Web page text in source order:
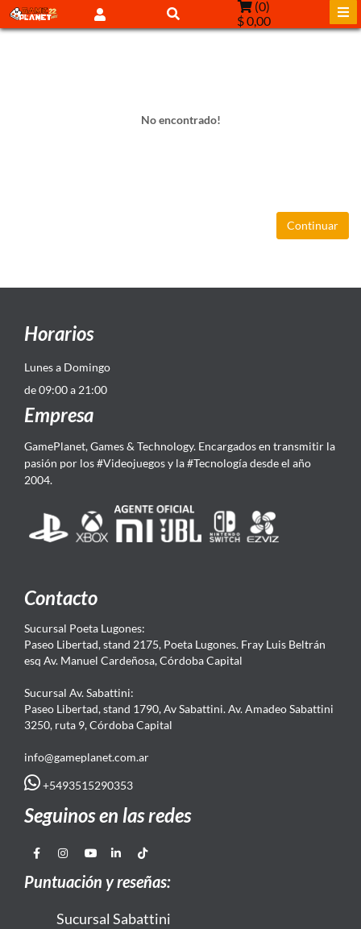
(0)
$ 0,00
No encontrado!
Continuar
Horarios
Lunes a Domingo
de 09:00 a 21:00
Empresa
GamePlanet, Games & Technology. Encargados en transmitir la
pasión por los #Videojuegos y la #Tecnología desde el año
2004.
Contacto
Sucursal Poeta Lugones:
Paseo Libertad, stand 2175, Poeta Lugones. Fray Luis Beltrán
esq Av. Manuel Cardeñosa, Córdoba Capital
Sucursal Av. Sabattini:
Paseo Libertad, stand 1790, Av Sabattini. Av. Amadeo Sabattini
3250, ruta 9, Córdoba Capital
info@gameplanet.com.ar
+5493515290353
Seguinos en las redes
Puntuación y reseñas:
Sucursal Sabattini